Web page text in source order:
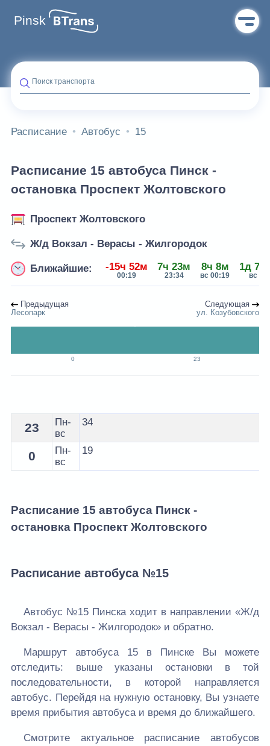
Pinsk
Поиск транспорта
Расписание Автобус 15
Расписание 15 автобуса Пинск -
остановка Проспект Жолтовского
Проспект Жолтовского
Ж/д Вокзал - Верасы - Жилгородок
Ближайшие: -15ч 52м
00:19
7ч 23м
23:34
8ч 8м
вс 00:19
1д 7ч
вс
Предыдущая
Лесопарк
Следующая
ул. Козубовского
0 23
Расписание 15 автобуса Пинск - остановка Проспект
23
Пн-
вс
34
0
Пн-
вс
19
Расписание 15 автобуса Пинск -
остановка Проспект Жолтовского
Расписание автобуса №15
Автобус №15 Пинска ходит в направлении «Ж/д
Вокзал - Верасы - Жилгородок» и обратно.
Маршрут автобуса 15 в Пинске Вы можете
отследить: выше указаны остановки в той
последовательности, в которой направляется
автобус. Перейдя на нужную остановку, Вы узнаете
время прибытия автобуса и время до ближайшего.
Смотрите актуальное расписание автобусов